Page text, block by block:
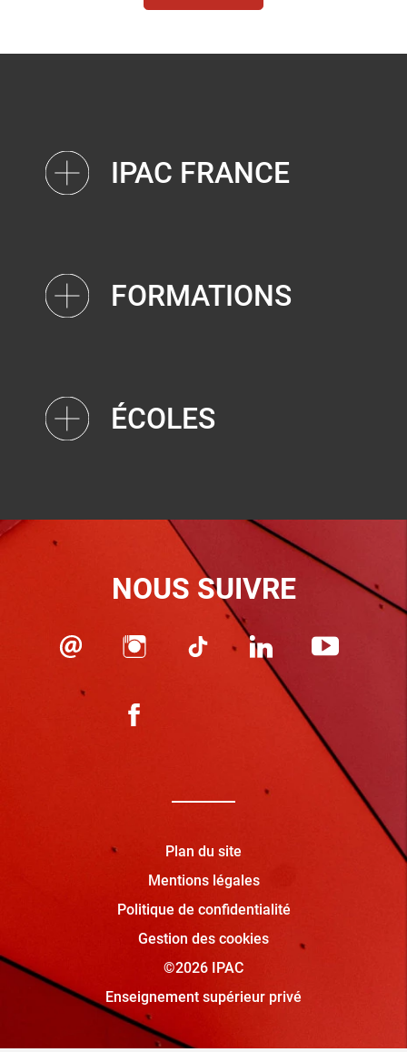
IPAC FRANCE
FORMATIONS
ÉCOLES
NOUS SUIVRE
Plan du site
Mentions légales
Politique de confidentialité
Gestion des cookies
©2026 IPAC
Enseignement supérieur privé